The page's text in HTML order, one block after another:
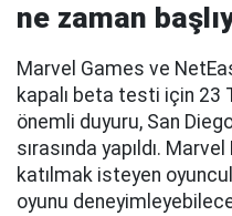
ne zaman
Marvel Games ve
kapalı beta testi için 23
önemli duyuru, San
sırasında yapıldı.
katılmak isteyen
oyunu